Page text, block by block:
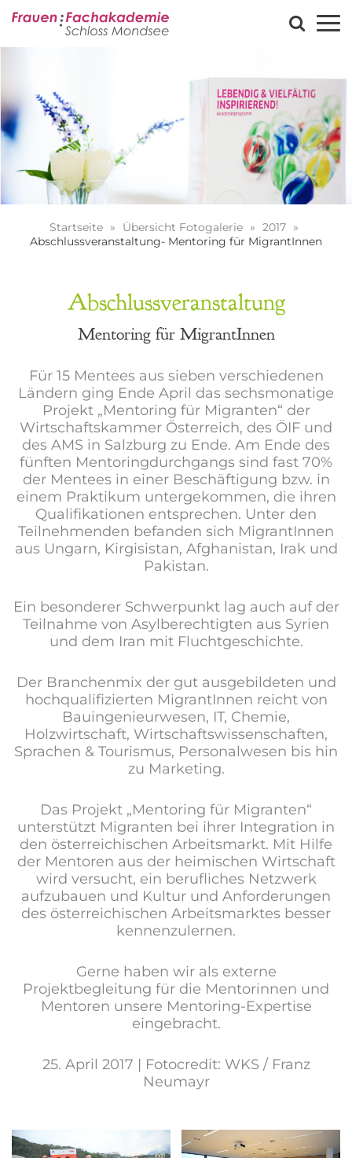
Startseite Übersicht Fotogalerie
2017
Abschlussveranstaltung- Mentoring für MigrantInnen
Abschlussveranstaltung
Mentoring für MigrantInnen
Für 15 Mentees aus sieben verschiedenen
Ländern ging Ende April das sechsmonatige
Projekt „Mentoring für Migranten“ der
Wirtschaftskammer Österreich, des ÖIF und
des AMS in Salzburg zu Ende. Am Ende des
fünften Mentoringdurchgangs sind fast 70%
der Mentees in einer Beschäftigung bzw. in
einem Praktikum untergekommen, die ihren
Qualifikationen entsprechen. Unter den
Teilnehmenden befanden sich MigrantInnen
aus Ungarn, Kirgisistan, Afghanistan, Irak und
Pakistan.
Ein besonderer Schwerpunkt lag auch auf der
Teilnahme von Asylberechtigten aus Syrien
und dem Iran mit Fluchtgeschichte.
Der Branchenmix der gut ausgebildeten und
hochqualifizierten MigrantInnen reicht von
Bauingenieurwesen, IT, Chemie,
Holzwirtschaft, Wirtschaftswissenschaften,
Sprachen & Tourismus, Personalwesen bis hin
zu Marketing.
Das Projekt „Mentoring für Migranten“
unterstützt Migranten bei ihrer Integration in
den österreichischen Arbeitsmarkt. Mit Hilfe
der Mentoren aus der heimischen Wirtschaft
wird versucht, ein berufliches Netzwerk
aufzubauen und Kultur und Anforderungen
des österreichischen Arbeitsmarktes besser
kennenzulernen.
Gerne haben wir als externe
Projektbegleitung für die Mentorinnen und
Mentoren unsere Mentoring-Expertise
eingebracht.
25. April 2017 | Fotocredit: WKS / Franz
Neumayr